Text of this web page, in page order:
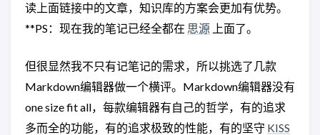
读上面链接中的文章，知识库的方案会更加有优势。
**PS：现在我的笔记已经全都在 思源 上面了。
但很显然我不只有记笔记的需求，所以挑选了几款
Markdown编辑器做一个横评。Markdown编辑器没有
one size fit all，每款编辑器有自己的哲学，有的追求
多而全的功能，有的追求极致的性能，有的坚守 KISS